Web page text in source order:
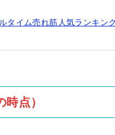
タイム売れ筋人気ランキン
点）